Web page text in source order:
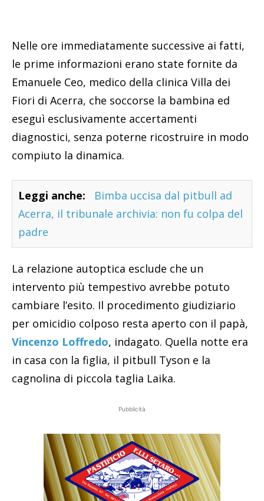
Nelle ore immediatamente successive ai fatti,
le prime informazioni erano state fornite da
Emanuele Ceo, medico della clinica Villa dei
Fiori di Acerra, che soccorse la bambina ed
eseguì esclusivamente accertamenti
diagnostici, senza poterne ricostruire in modo
compiuto la dinamica.
Leggi anche:
Bimba uccisa dal pitbull ad
Acerra, il tribunale archivia: non fu colpa del
padre
La relazione autoptica esclude che un
intervento più tempestivo avrebbe potuto
cambiare l’esito. Il procedimento giudiziario
per omicidio colposo resta aperto con il papà,
Vincenzo Loffredo, indagato. Quella notte era
in casa con la figlia, il pitbull Tyson e la
cagnolina di piccola taglia Laika.
Pubblicità